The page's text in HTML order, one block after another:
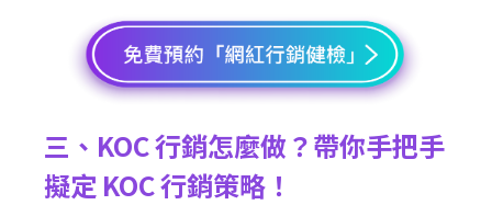
三、KOC 行銷怎麼做？帶你手把手
擬定 KOC 行銷策略！